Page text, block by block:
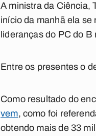
A ministra da Ciência,
início da manhã ela
lideranças do PC do B
Entre os presentes o
Como resultado do
vem, como foi
obtendo mais de 33